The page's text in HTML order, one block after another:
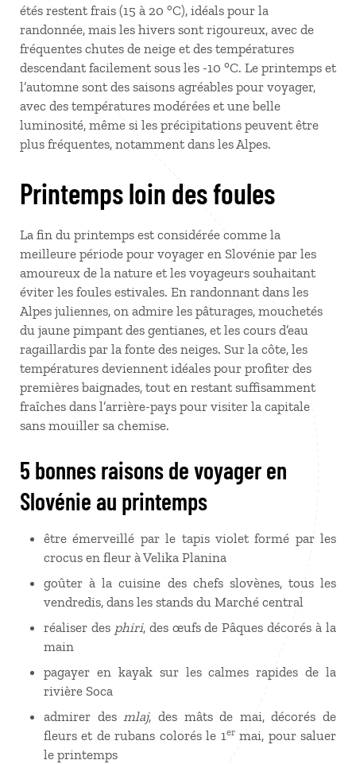
étés restent frais (15 à 20 °C), idéals pour la
randonnée, mais les hivers sont rigoureux, avec de
fréquentes chutes de neige et des températures
descendant facilement sous les -10 °C. Le printemps et
l’automne sont des saisons agréables pour voyager,
avec des températures modérées et une belle
luminosité, même si les précipitations peuvent être
plus fréquentes, notamment dans les Alpes.
Printemps loin des foules
La fin du printemps est considérée comme la
meilleure période pour voyager en Slovénie par les
amoureux de la nature et les voyageurs souhaitant
éviter les foules estivales. En randonnant dans les
Alpes juliennes, on admire les pâturages, mouchetés
du jaune pimpant des gentianes, et les cours d’eau
ragaillardis par la fonte des neiges. Sur la côte, les
températures deviennent idéales pour profiter des
premières baignades, tout en restant suffisamment
fraîches dans l’arrière-pays pour visiter la capitale
sans mouiller sa chemise.
5 bonnes raisons de voyager en
Slovénie au printemps
être émerveillé par le tapis violet formé par les
crocus en fleur à Velika Planina
goûter à la cuisine des chefs slovènes, tous les
vendredis, dans les stands du Marché central
réaliser des phiri, des œufs de Pâques décorés à la
main
pagayer en kayak sur les calmes rapides de la
rivière Soca
admirer desmlaj, des mâts de mai, décorés de
fleurs et de rubans colorés le 1ermai, pour saluer
le printemps